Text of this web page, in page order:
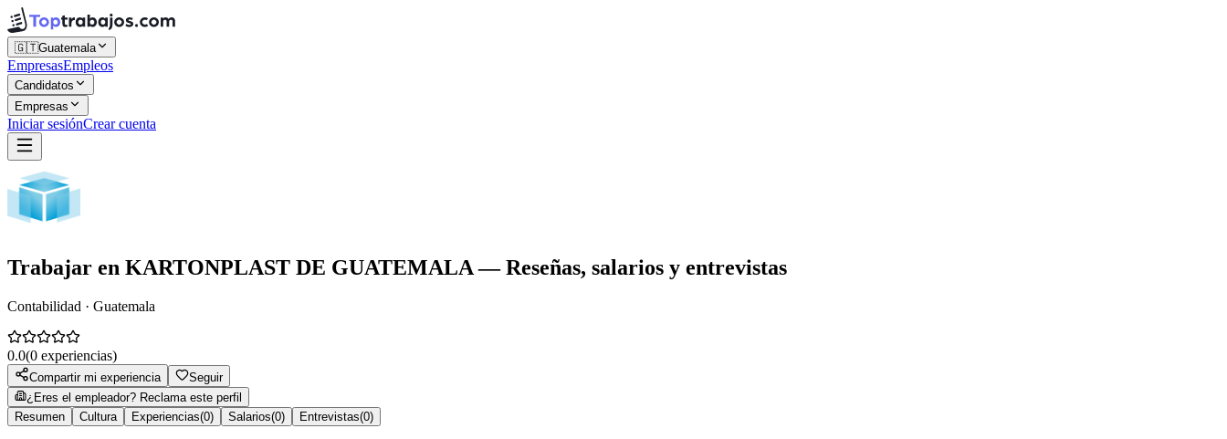
🇬🇹Guatemala
EmpresasEmpleos
Candidatos
Empresas
Iniciar sesiónCrear cuenta
Trabajar en KARTONPLAST DE GUATEMALA— Reseñas, salarios y entrevistas
Contabilidad · Guatemala
0.0(0 experiencias)
Compartir mi experiencia
Seguir
¿Eres el empleador? Reclama este perfil
Resumen
Cultura Experiencias(0) Salarios(0) Entrevistas(0)